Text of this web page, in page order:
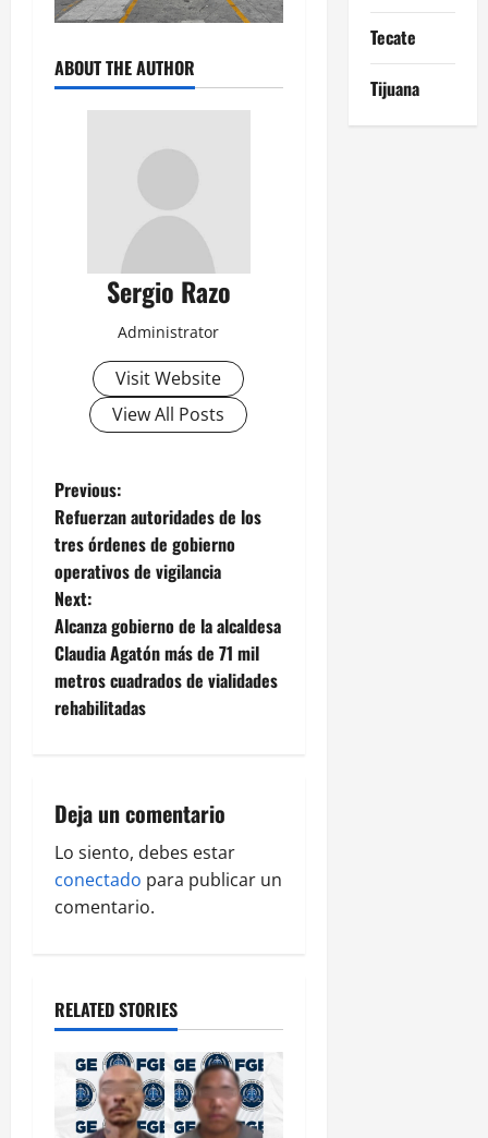
ABOUT THE AUTHOR
Sergio Razo
Administrator
Visit Website
View All Posts
P
o
s
t
n
a
i
g
a
i
o
Previous:
Refuerzan autoridades de los
tres órdenes de gobierno
operativos de vigilancia
Next:
Alcanza gobierno de la alcaldesa
Claudia Agatón más de 71 mil
metros cuadrados de vialidades
rehabilitadas
Deja un comentario
Lo siento, debes estar
conectado para publicar un
comentario.
RELATED STORIES
Tecate
Tijuana